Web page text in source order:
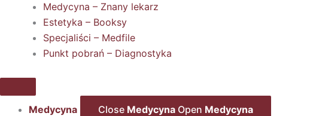
Medycyna – Znany lekarz
Estetyka – Booksy
Specjaliści – Medfile
Punkt pobrań – Diagnostyka
Medycyna Close Medycyna Open Medycyna